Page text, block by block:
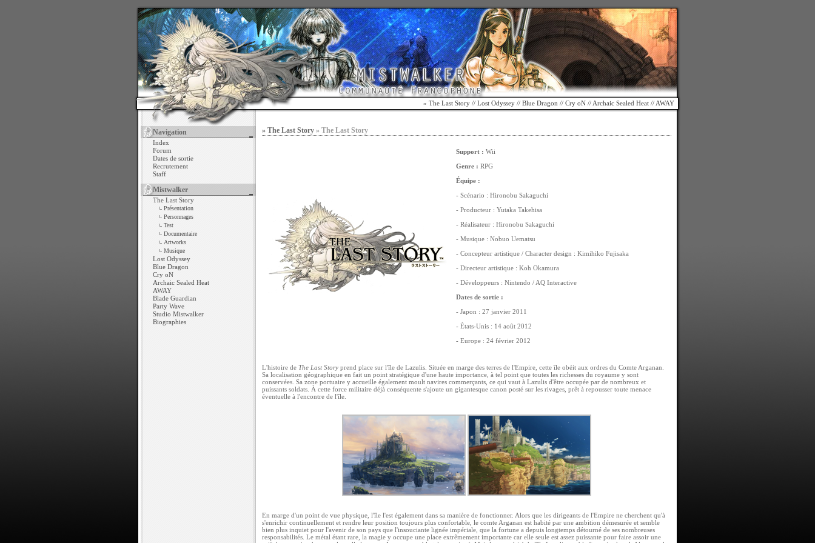
» The Last Story // Lost Odyssey // Blue Dragon // Cry oN // Archaic Sealed Heat // AWAY
Navigation
Index
Forum
Dates de sortie
Recrutement
Staff
Mistwalker
The Last Story
Présentation
Personnages
Test
Documentaire
Artworks
Musique
Lost Odyssey
Blue Dragon
Cry oN
Archaic Sealed Heat
AWAY
Blade Guardian
Party Wave
Studio Mistwalker
Biographies
» The Last Story » The Last Story
Support : Wii
Genre : RPG
Équipe :
- Scénario : Hironobu Sakaguchi
- Producteur : Yutaka Takehisa
- Réalisateur : Hironobu Sakaguchi
- Musique : Nobuo Uematsu
- Concepteur artistique / Character design : Kimihiko Fujisaka
- Directeur artistique : Koh Okamura
- Développeurs : Nintendo / AQ Interactive
Dates de sortie :
- Japon : 27 janvier 2011
- États-Unis : 14 août 2012
- Europe : 24 février 2012
L'histoire de The Last Story prend place sur l'île de Lazulis. Située en marge des terres de l'Empire, cette île obéit aux ordres du Comte Arganan.
Sa localisation géographique en fait un point stratégique d'une haute importance, à tel point que toutes les richesses du royaume y sont
conservées. Sa zone portuaire y accueille également moult navires commerçants, ce qui vaut à Lazulis d'être occupée par de nombreux et
puissants soldats. À cette force militaire déjà conséquente s'ajoute un gigantesque canon posté sur les rivages, prêt à repousser toute menace
éventuelle à l'encontre de l'île.
En marge d'un point de vue physique, l'île l'est également dans sa manière de fonctionner. Alors que les dirigeants de l'Empire ne cherchent qu'à
s'enrichir continuellement et rendre leur position toujours plus confortable, le comte Arganan est habité par une ambition démesurée et semble
bien plus inquiet pour l'avenir de son pays que l'insouciante lignée impériale, que la fortune a depuis longtemps détourné de ses nombreuses
responsabilités. Le métal étant rare, la magie y occupe une place extrêmement importante car elle seule est assez puissante pour faire assoir une